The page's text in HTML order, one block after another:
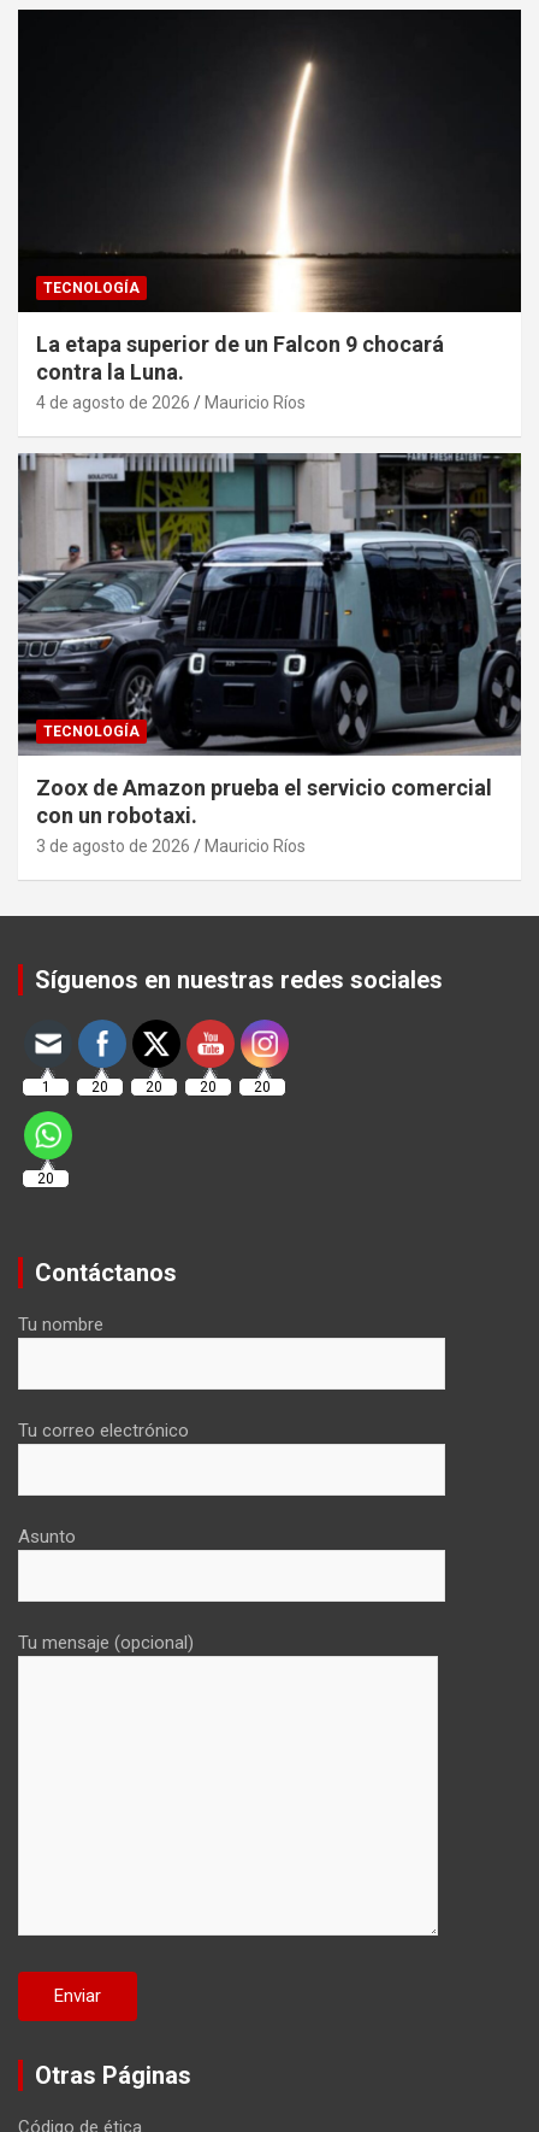
TECNOLOGÍA
La etapa superior de un Falcon 9 chocará
contra la Luna.
4 de agosto de 2026 Mauricio Ríos
TECNOLOGÍA
Zoox de Amazon prueba el servicio comercial
con un robotaxi.
3 de agosto de 2026 Mauricio Ríos
Síguenos en nuestras redes sociales
1 20 20 20 20
20
Contáctanos
Tu nombre
Tu correo electrónico
Asunto
Tu mensaje (opcional)
Otras Páginas
Código de ética